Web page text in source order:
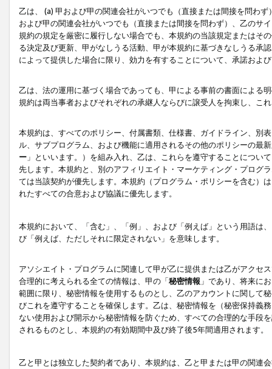
乙は、 (a) 甲および甲の関連会社がいつでも（直接または間接を問わ
および甲の関連会社がいつでも（直接または間接を問わず）、乙のサ
規約の規定を厳密に履行しない場合でも、本規約の当該規定またはそ
る決定及び更新、甲がなしうる活動、甲が本規約に基づきなしうる承
によって提供した場合に限り、効力を有することについて、承諾およ
乙は、法の運用に基づく場合であっても、甲による事前の書面による
規約は両当事者およびそれぞれの承継人ならびに譲受人を拘束し、こ
本規約は、すべてのポリシー、付属書類、仕様書、ガイドライン、別
ル、サブプログラム、および機能に適用されるその他のポリシーの最
ー 」といいます。）を組み入れ、乙は、これらを遵守することにつ
先します。本規約と、別のアフィリエイト・マーケティング・プログ
ては当該契約が優先します。本規約（プログラム・ポリシーを含む）
れたすべての合意および協議に優先します。
本規約において、「含む」、「例」、および「例えば」という用語は
び「例えば、ただしそれに限定されない」を意味します。
アソシエイト・プログラムに関連して甲が乙に提供または乙がアクセ
合理的に考えられる全ての情報は、甲の「秘密情報 」であり、将来に
範囲に限り、秘密情報を使用するものとし、乙のアカウントに関して
びこれを遵守することを確保します。乙は、秘密情報を（秘密保持義
ない使用および開示から秘密情報を防ぐため、すべての合理的な手段
されるものとし、本規約の有効期間中及び終了後5年間適用されます。
乙と甲とは独立した契約者であり、本規約は、乙と甲または甲の関連